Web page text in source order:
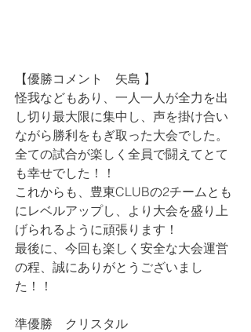
【優勝コメント 矢島 】
怪我などもあり、一人一人が全力を出
し切り最大限に集中し、声を掛け合い
ながら勝利をもぎ取った大会でした。
全ての試合が楽しく全員で闘えてとて
も幸せでした！！
これからも、豊東CLUBの2チームとも
にレベルアップし、より大会を盛り上
げられるように頑張ります！
最後に、今回も楽しく安全な大会運営
の程、誠にありがとうございまし
た！！
準優勝　クリスタル